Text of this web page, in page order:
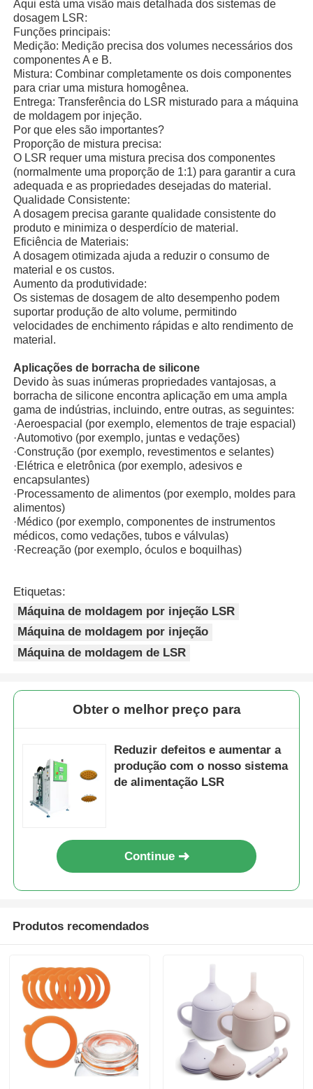
Fábrica
Controle de Qualidade
Fale Conosco
notícias
Todos os casos
Pedir um orçamento
Máquina de moldagem por injeção LSR
Sistema de dosagem LSR
Máquina de sobreformação
Acessórios para Máquinas de Moldagem por Injeção
Moldagem por injecção de borracha de silicone líquido
Moagem por injecção de borracha de silicone
Aqui está uma visão mais detalhada dos sistemas de
dosagem LSR:
Funções principais:
Medição: Medição precisa dos volumes necessários dos
componentes A e B.
Mistura: Combinar completamente os dois componentes
para criar uma mistura homogênea.
Entrega: Transferência do LSR misturado para a máquina
de moldagem por injeção.
Por que eles são importantes?
Proporção de mistura precisa:
O LSR requer uma mistura precisa dos componentes
(normalmente uma proporção de 1:1) para garantir a cura
adequada e as propriedades desejadas do material.
Qualidade Consistente:
A dosagem precisa garante qualidade consistente do
produto e minimiza o desperdício de material.
Eficiência de Materiais:
A dosagem otimizada ajuda a reduzir o consumo de
material e os custos.
Aumento da produtividade:
Os sistemas de dosagem de alto desempenho podem
suportar produção de alto volume, permitindo
velocidades de enchimento rápidas e alto rendimento de
material.
Aplicações de borracha de silicone
Devido às suas inúmeras propriedades vantajosas, a
borracha de silicone encontra aplicação em uma ampla
gama de indústrias, incluindo, entre outras, as seguintes:
·Aeroespacial (por exemplo, elementos de traje espacial)
·Automotivo (por exemplo, juntas e vedações)
·Construção (por exemplo, revestimentos e selantes)
·Elétrica e eletrônica (por exemplo, adesivos e
encapsulantes)
·Processamento de alimentos (por exemplo, moldes para
alimentos)
·Médico (por exemplo, componentes de instrumentos
médicos, como vedações, tubos e válvulas)
·Recreação (por exemplo, óculos e boquilhas)
Etiquetas:
Máquina de moldagem por injeção LSR
Máquina de moldagem por injeção
Máquina de moldagem de LSR
Obter o melhor preço para
Reduzir defeitos e aumentar a
produção com o nosso sistema
de alimentação LSR
Continue
Produtos recomendados